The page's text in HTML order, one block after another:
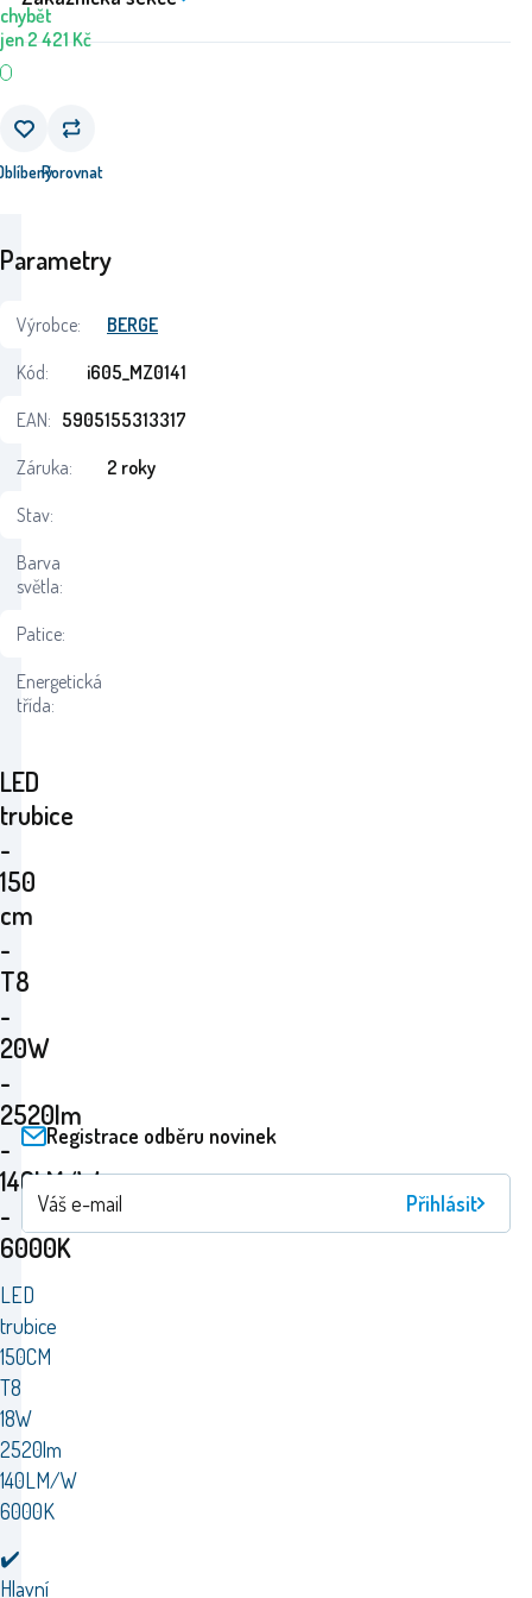
chybět
jen2 421Kč
Porovnat
LED
trubice
-
150
cm
-
T8
-
20W
-
2520lm
-
140LM/W
-
6000K
LED
trubice
150CM
T8
18W
2520lm
140LM/W
6000K
✔️
Hlavní
Parametry
Výrobce:
BERGE
Kód:
i605_MZ0141
EAN: 5905155313317
Záruka:
2 roky
Stav:
Barva
světla:
Patice:
Energetická
třída:
Registrace odběru novinek
Přihlásit